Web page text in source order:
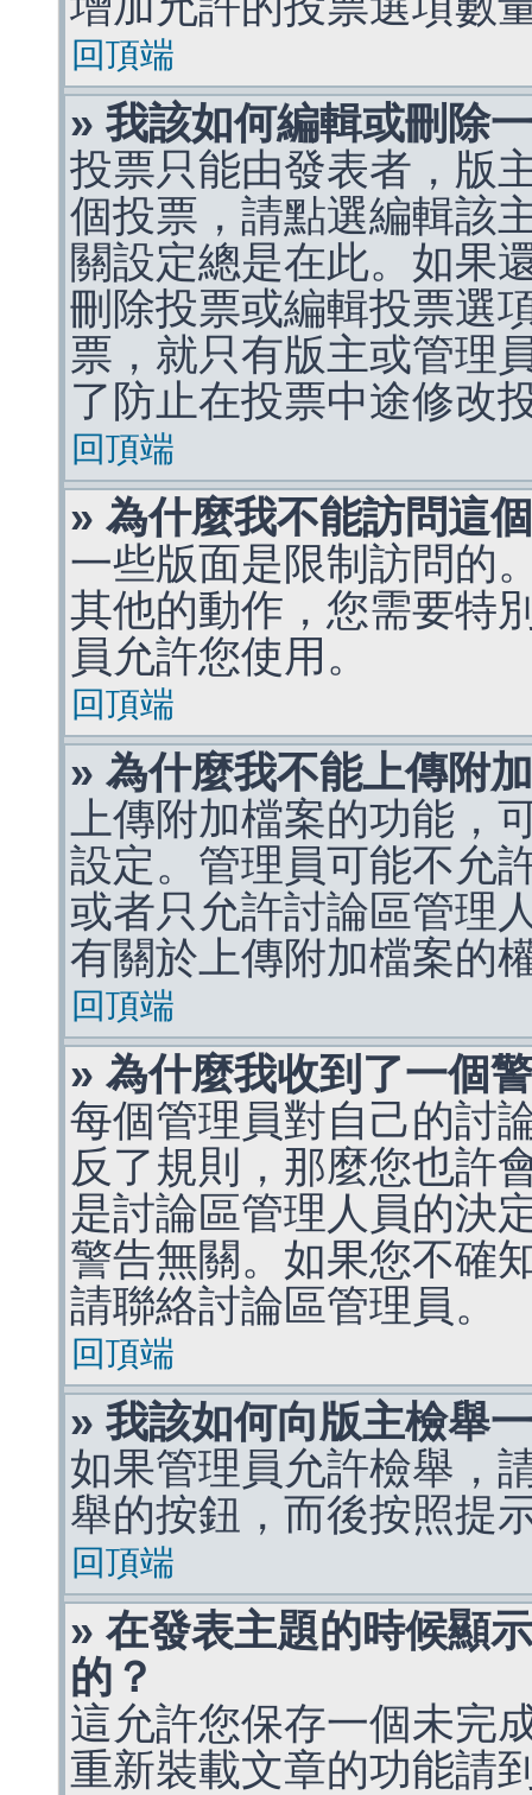
回頂端
» 我該如何編輯或刪除
投票只能由發表者，版
個投票，請點選編輯該
關設定總是在此。如果
刪除投票或編輯投票選
票，就只有版主或管理
了防止在投票中途修改
回頂端
» 為什麼我不能訪問這
一些版面是限制訪問的
其他的動作，您需要特
員允許您使用。
回頂端
» 為什麼我不能上傳附
上傳附加檔案的功能，
設定。管理員可能不允
或者只允許討論區管理
有關於上傳附加檔案的
回頂端
» 為什麼我收到了一個
每個管理員對自己的討
反了規則，那麼您也許
是討論區管理人員的決
警告無關。如果您不確
請聯絡討論區管理員。
回頂端
» 我該如何向版主檢舉
如果管理員允許檢舉，
舉的按鈕，而後按照提
回頂端
» 在發表主題的時候顯
的？
這允許您保存一個未完
重新裝載文章的功能請